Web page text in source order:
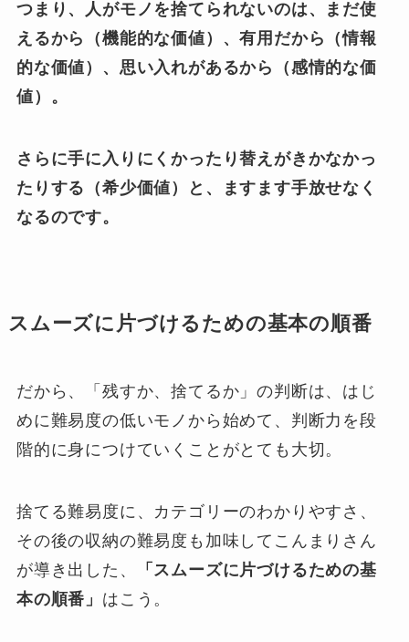
つまり、人がモノを捨てられないのは、まだ使
えるから（機能的な価値）、有用だから（情報
的な価値）、思い入れがあるから（感情的な価
値）。
さらに手に入りにくかったり替えがきかなかっ
たりする（希少価値）と、ますます手放せなく
なるのです。
スムーズに片づけるための基本の順番
だから、「残すか、捨てるか」の判断は、はじ
めに難易度の低いモノから始めて、判断力を段
階的に身につけていくことがとても大切。
捨てる難易度に、カテゴリーのわかりやすさ、
その後の収納の難易度も加味してこんまりさん
が導き出した、
「スムーズに片づけるための基
本の順番」 はこう。